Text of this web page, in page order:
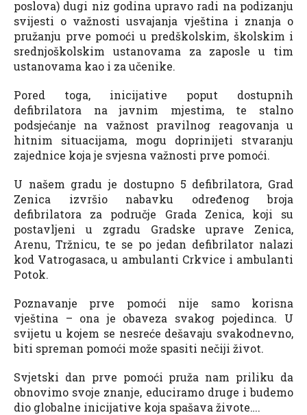
poslova) dugi niz godina upravo radi na podizanju
svijesti o važnosti usvajanja vještina i znanja o
pružanju prve pomoći u predškolskim, školskim i
srednjoškolskim ustanovama za zaposle u tim
ustanovama kao i za učenike.
Pored toga, inicijative poput dostupnih
defibrilatora na javnim mjestima, te stalno
podsjećanje na važnost pravilnog reagovanja u
hitnim situacijama, mogu doprinijeti stvaranju
zajednice koja je svjesna važnosti prve pomoći.
U našem gradu je dostupno 5 defibrilatora, Grad
Zenica izvršio nabavku određenog broja
defibrilatora za područje Grada Zenica, koji su
postavljeni u zgradu Gradske uprave Zenica,
Arenu, Tržnicu, te se po jedan defibrilator nalazi
kod Vatrogasaca, u ambulanti Crkvice i ambulanti
Potok.
Poznavanje prve pomoći nije samo korisna
vještina – ona je obaveza svakog pojedinca. U
svijetu u kojem se nesreće dešavaju svakodnevno,
biti spreman pomoći može spasiti nečiji život.
Svjetski dan prve pomoći pruža nam priliku da
obnovimo svoje znanje, educiramo druge i budemo
dio globalne inicijative koja spašava živote….